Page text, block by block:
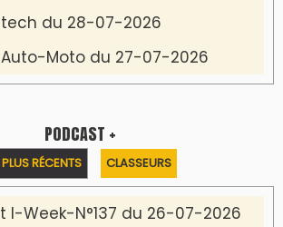
du 28-07-2026
Moto du 27-07-2026
PODCAST +
RÉCENTS CLASSEURS
I-Week-N°137 du 26-07-2026